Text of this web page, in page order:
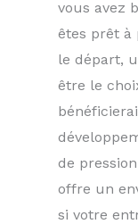
vous avez
êtes prêt à
le départ,
être le
de
offre un
si votre